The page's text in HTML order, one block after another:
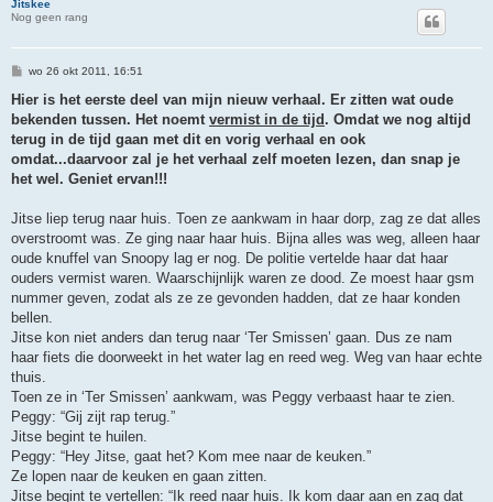
Jitskee
Nog geen rang
B
r
c
h
wo 26 okt 2011, 16:51
Hier is het eerste deel van mijn nieuw verhaal. Er zitten wat oude
bekenden tussen. Het noemt vermist in de tijd. Omdat we nog altijd
terug in de tijd gaan met dit en vorig verhaal en ook
omdat...daarvoor zal je het verhaal zelf moeten lezen, dan snap je
het wel. Geniet ervan!!!
Jitse liep terug naar huis. Toen ze aankwam in haar dorp, zag ze dat alles
overstroomt was. Ze ging naar haar huis. Bijna alles was weg, alleen haar
oude knuffel van Snoopy lag er nog. De politie vertelde haar dat haar
ouders vermist waren. Waarschijnlijk waren ze dood. Ze moest haar gsm
nummer geven, zodat als ze ze gevonden hadden, dat ze haar konden
bellen.
Jitse kon niet anders dan terug naar ‘Ter Smissen’ gaan. Dus ze nam
haar fiets die doorweekt in het water lag en reed weg. Weg van haar echte
thuis.
Toen ze in ‘Ter Smissen’ aankwam, was Peggy verbaast haar te zien.
Peggy: “Gij zijt rap terug.”
Jitse begint te huilen.
Peggy: “Hey Jitse, gaat het? Kom mee naar de keuken.”
Ze lopen naar de keuken en gaan zitten.
Jitse begint te vertellen: “Ik reed naar huis. Ik kom daar aan en zag dat